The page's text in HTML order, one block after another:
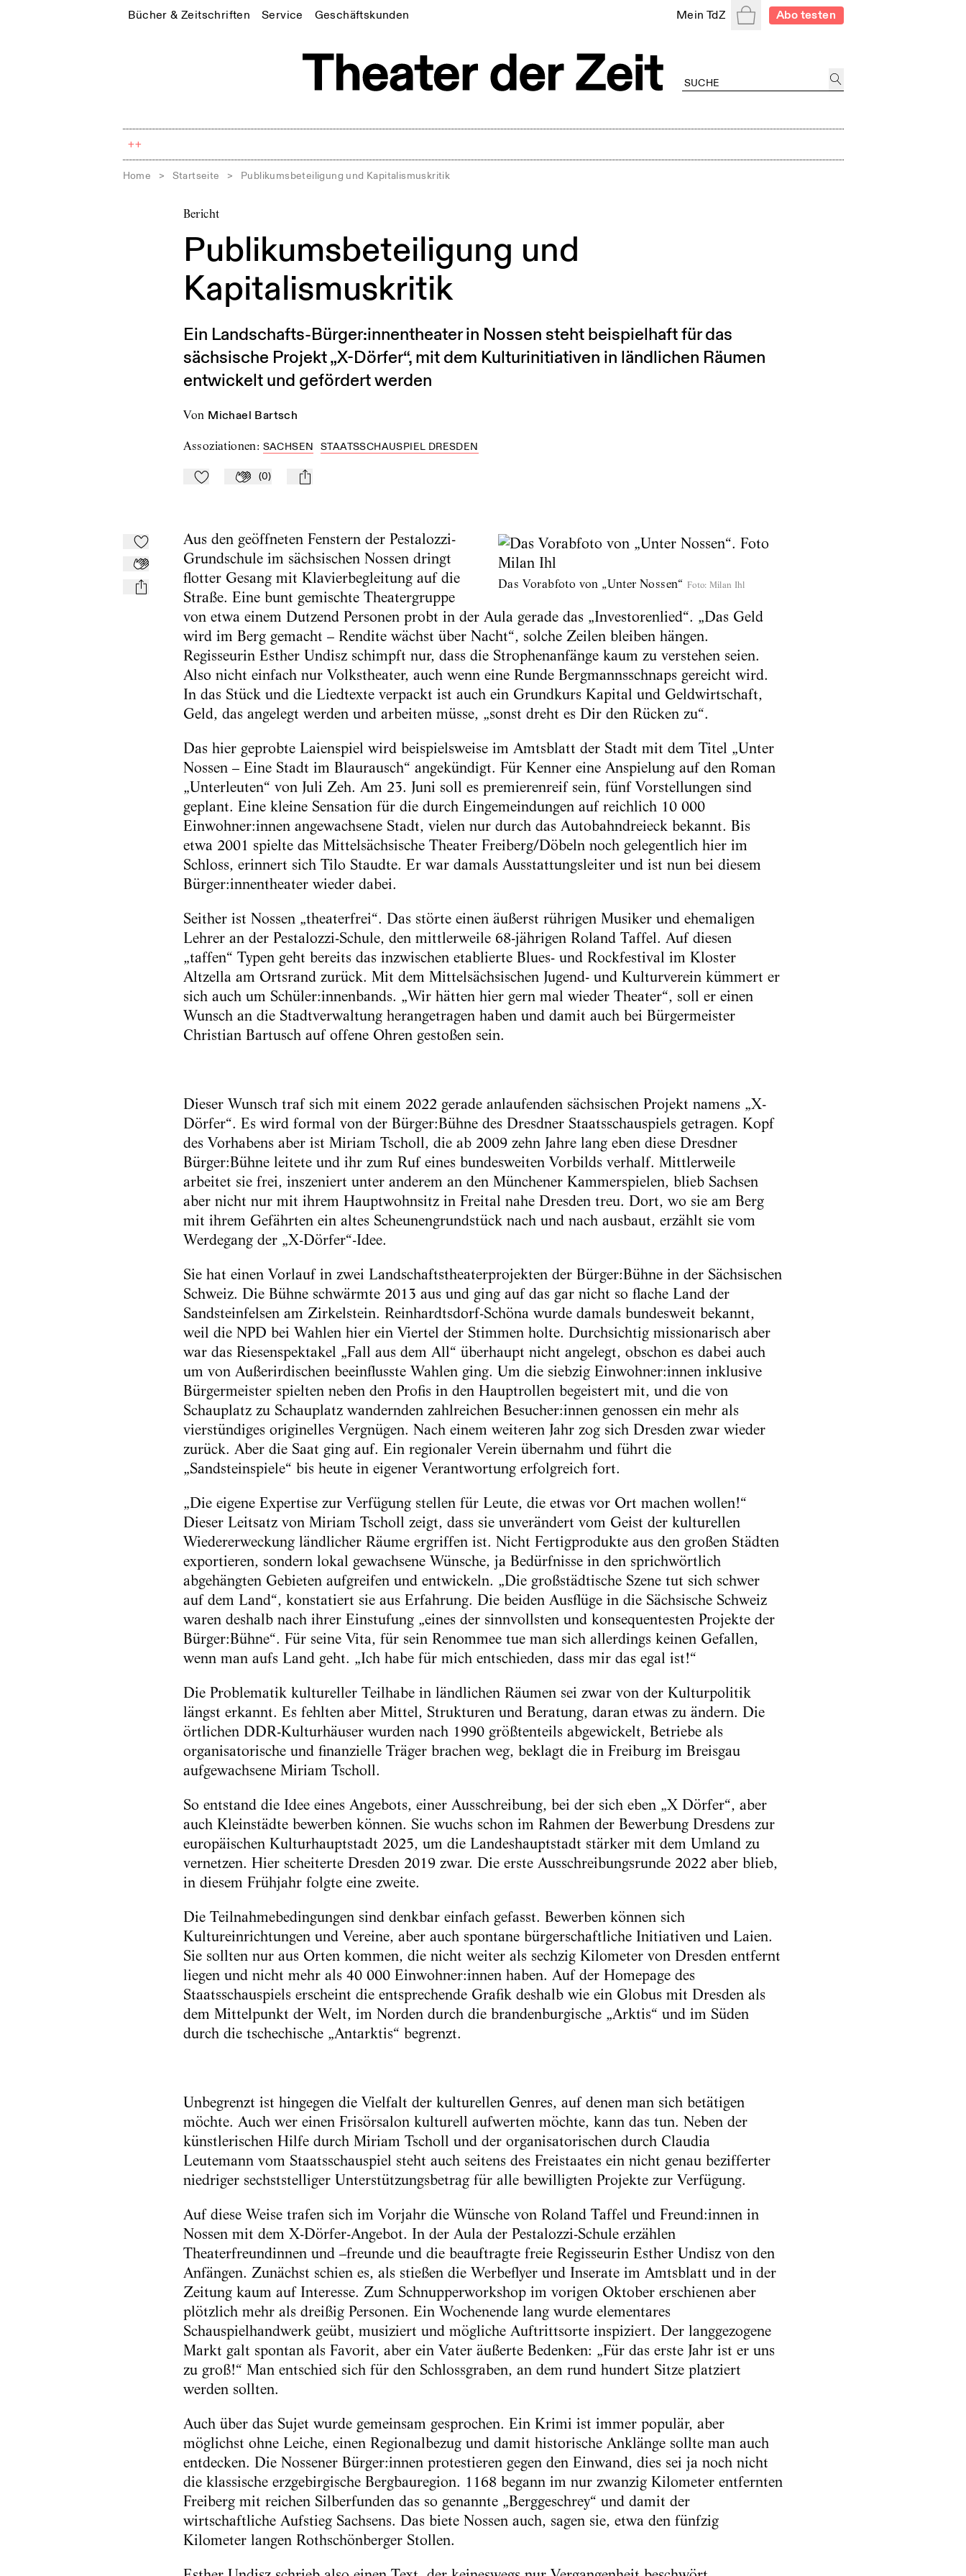
Bücher & Zeitschriften Service Geschäftskunden Mein TdZ WarenkorbAbo testen
++
Home > Startseite > Publikumsbeteiligung und Kapitalismuskritik
Bericht
Publikumsbeteiligung und
Kapitalismuskritik
Ein Landschafts-Bürger:innentheater in Nossen steht beispielhaft für das
sächsische Projekt „X-Dörfer“, mit dem Kulturinitiativen in ländlichen Räumen
entwickelt und gefördert werden
von Michael Bartsch
Assoziationen: SACHSEN STAATSSCHAUSPIEL DRESDEN
Zu Mein-TdZ hinzufügen
Applaudieren
(0) mail
Das Vorabfoto von „Unter Nossen“ Foto: Milan Ihl
Zu Mein-TdZ hinzufügen
Applaudieren
mail
Aus den geöffneten Fenstern der Pestalozzi-
Grundschule im sächsischen Nossen dringt
flotter Gesang mit Klavierbegleitung auf die
Straße. Eine bunt gemischte Theatergruppe
von etwa einem Dutzend Personen probt in der Aula gerade das „Investorenlied“. „Das Geld
wird im Berg gemacht – Rendite wächst über Nacht“, solche Zeilen bleiben hängen.
Regisseurin Esther Undisz schimpft nur, dass die Strophenanfänge kaum zu verstehen seien.
Also nicht einfach nur Volkstheater, auch wenn eine Runde Bergmannsschnaps gereicht wird.
In das Stück und die Liedtexte verpackt ist auch ein Grundkurs Kapital und Geldwirtschaft,
Geld, das angelegt werden und arbeiten müsse, „sonst dreht es Dir den Rücken zu“.
Das hier geprobte Laienspiel wird beispielsweise im Amtsblatt der Stadt mit dem Titel „Unter
Nossen – Eine Stadt im Blaurausch“ angekündigt. Für Kenner eine Anspielung auf den Roman
„Unterleuten“ von Juli Zeh. Am 23. Juni soll es premierenreif sein, fünf Vorstellungen sind
geplant. Eine kleine Sensation für die durch Eingemeindungen auf reichlich 10 000
Einwohner:innen angewachsene Stadt, vielen nur durch das Autobahndreieck bekannt. Bis
etwa 2001 spielte das Mittelsächsische Theater Freiberg/Döbeln noch gelegentlich hier im
Schloss, erinnert sich Tilo Staudte. Er war damals Ausstattungsleiter und ist nun bei diesem
Bürger:innentheater wieder dabei.
Seither ist Nossen „theaterfrei“. Das störte einen äußerst rührigen Musiker und ehemaligen
Lehrer an der Pestalozzi-Schule, den mittlerweile 68-jährigen Roland Taffel. Auf diesen
„taffen“ Typen geht bereits das inzwischen etablierte Blues- und Rockfestival im Kloster
Altzella am Ortsrand zurück. Mit dem Mittelsächsischen Jugend- und Kulturverein kümmert er
sich auch um Schüler:innenbands. „Wir hätten hier gern mal wieder Theater“, soll er einen
Wunsch an die Stadtverwaltung herangetragen haben und damit auch bei Bürgermeister
Christian Bartusch auf offene Ohren gestoßen sein.
Dieser Wunsch traf sich mit einem 2022 gerade anlaufenden sächsischen Projekt namens „X-
Dörfer“. Es wird formal von der Bürger:Bühne des Dresdner Staatsschauspiels getragen. Kopf
des Vorhabens aber ist Miriam Tscholl, die ab 2009 zehn Jahre lang eben diese Dresdner
Bürger:Bühne leitete und ihr zum Ruf eines bundesweiten Vorbilds verhalf. Mittlerweile
arbeitet sie frei, inszeniert unter anderem an den Münchener Kammerspielen, blieb Sachsen
aber nicht nur mit ihrem Hauptwohnsitz in Freital nahe Dresden treu. Dort, wo sie am Berg
mit ihrem Gefährten ein altes Scheunengrundstück nach und nach ausbaut, erzählt sie vom
Werdegang der „X-Dörfer“-Idee.
Sie hat einen Vorlauf in zwei Landschaftstheaterprojekten der Bürger:Bühne in der Sächsischen
Schweiz. Die Bühne schwärmte 2013 aus und ging auf das gar nicht so flache Land der
Sandsteinfelsen am Zirkelstein. Reinhardtsdorf-Schöna wurde damals bundesweit bekannt,
weil die NPD bei Wahlen hier ein Viertel der Stimmen holte. Durchsichtig missionarisch aber
war das Riesenspektakel „Fall aus dem All“ überhaupt nicht angelegt, obschon es dabei auch
um von Außerirdischen beeinflusste Wahlen ging. Um die siebzig Einwohner:innen inklusive
Bürgermeister spielten neben den Profis in den Hauptrollen begeistert mit, und die von
Schauplatz zu Schauplatz wandernden zahlreichen Besucher:innen genossen ein mehr als
vierstündiges originelles Vergnügen. Nach einem weiteren Jahr zog sich Dresden zwar wieder
zurück. Aber die Saat ging auf. Ein regionaler Verein übernahm und führt die
„Sandsteinspiele“ bis heute in eigener Verantwortung erfolgreich fort.
„Die eigene Expertise zur Verfügung stellen für Leute, die etwas vor Ort machen wollen!“
Dieser Leitsatz von Miriam Tscholl zeigt, dass sie unverändert vom Geist der kulturellen
Wiedererweckung ländlicher Räume ergriffen ist. Nicht Fertigprodukte aus den großen Städten
exportieren, sondern lokal gewachsene Wünsche, ja Bedürfnisse in den sprichwörtlich
abgehängten Gebieten aufgreifen und entwickeln. „Die großstädtische Szene tut sich schwer
auf dem Land“, konstatiert sie aus Erfahrung. Die beiden Ausflüge in die Sächsische Schweiz
waren deshalb nach ihrer Einstufung „eines der sinnvollsten und konsequentesten Projekte der
Bürger:Bühne“. Für seine Vita, für sein Renommee tue man sich allerdings keinen Gefallen,
wenn man aufs Land geht. „Ich habe für mich entschieden, dass mir das egal ist!“
Die Problematik kultureller Teilhabe in ländlichen Räumen sei zwar von der Kulturpolitik
längst erkannt. Es fehlten aber Mittel, Strukturen und Beratung, daran etwas zu ändern. Die
örtlichen DDR-Kulturhäuser wurden nach 1990 größtenteils abgewickelt, Betriebe als
organisatorische und finanzielle Träger brachen weg, beklagt die in Freiburg im Breisgau
aufgewachsene Miriam Tscholl.
So entstand die Idee eines Angebots, einer Ausschreibung, bei der sich eben „X Dörfer“, aber
auch Kleinstädte bewerben können. Sie wuchs schon im Rahmen der Bewerbung Dresdens zur
europäischen Kulturhauptstadt 2025, um die Landeshauptstadt stärker mit dem Umland zu
vernetzen. Hier scheiterte Dresden 2019 zwar. Die erste Ausschreibungsrunde 2022 aber blieb,
in diesem Frühjahr folgte eine zweite.
Die Teilnahmebedingungen sind denkbar einfach gefasst. Bewerben können sich
Kultureinrichtungen und Vereine, aber auch spontane bürgerschaftliche Initiativen und Laien.
Sie sollten nur aus Orten kommen, die nicht weiter als sechzig Kilometer von Dresden entfernt
liegen und nicht mehr als 40 000 Einwohner:innen haben. Auf der Homepage des
Staatsschauspiels erscheint die entsprechende Grafik deshalb wie ein Globus mit Dresden als
dem Mittelpunkt der Welt, im Norden durch die brandenburgische „Arktis“ und im Süden
durch die tschechische „Antarktis“ begrenzt.
Unbegrenzt ist hingegen die Vielfalt der kulturellen Genres, auf denen man sich betätigen
möchte. Auch wer einen Frisörsalon kulturell aufwerten möchte, kann das tun. Neben der
künstlerischen Hilfe durch Miriam Tscholl und der organisatorischen durch Claudia
Leutemann vom Staatsschauspiel steht auch seitens des Freistaates ein nicht genau bezifferter
niedriger sechststelliger Unterstützungsbetrag für alle bewilligten Projekte zur Verfügung.
Auf diese Weise trafen sich im Vorjahr die Wünsche von Roland Taffel und Freund:innen in
Nossen mit dem X-Dörfer-Angebot. In der Aula der Pestalozzi-Schule erzählen
Theaterfreundinnen und –freunde und die beauftragte freie Regisseurin Esther Undisz von den
Anfängen. Zunächst schien es, als stießen die Werbeflyer und Inserate im Amtsblatt und in der
Zeitung kaum auf Interesse. Zum Schnupperworkshop im vorigen Oktober erschienen aber
plötzlich mehr als dreißig Personen. Ein Wochenende lang wurde elementares
Schauspielhandwerk geübt, musiziert und mögliche Auftrittsorte inspiziert. Der langgezogene
Markt galt spontan als Favorit, aber ein Vater äußerte Bedenken: „Für das erste Jahr ist er uns
zu groß!“ Man entschied sich für den Schlossgraben, an dem rund hundert Sitze platziert
werden sollten.
Auch über das Sujet wurde gemeinsam gesprochen. Ein Krimi ist immer populär, aber
möglichst ohne Leiche, einen Regionalbezug und damit historische Anklänge sollte man auch
entdecken. Die Nossener Bürger:innen protestieren gegen den Einwand, dies sei ja noch nicht
die klassische erzgebirgische Bergbauregion. 1168 begann im nur zwanzig Kilometer entfernten
Freiberg mit reichen Silberfunden das so genannte „Berggeschrey“ und damit der
wirtschaftliche Aufstieg Sachsens. Das biete Nossen auch, sagen sie, etwa den fünfzig
Kilometer langen Rothschönberger Stollen.